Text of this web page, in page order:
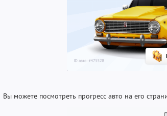
Вы можете посмотреть прогресс авто на его